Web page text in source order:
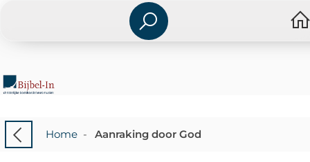
Home- Aanraking door God